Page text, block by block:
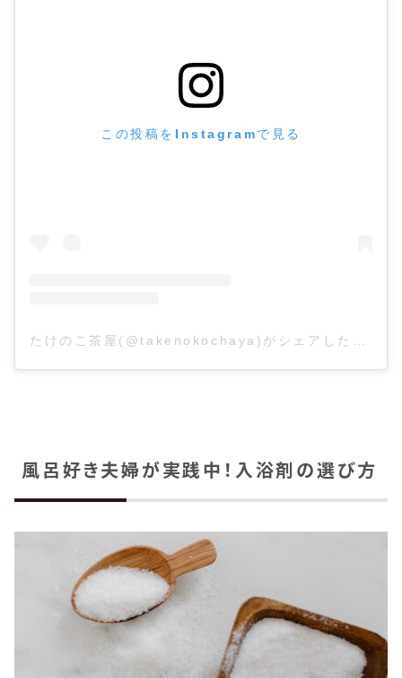
この投稿をInstagramで見る
たけのこ茶屋(@takenokochaya)がシェアした投稿
風呂好き夫婦が実践中！入浴剤の選び方